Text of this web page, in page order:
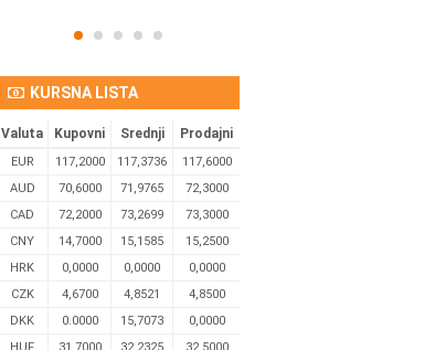
KURSNA LISTA
Valuta Kupovni Srednji Prodajni
EUR 117,2000 117,3736
117,6000
AUD
70,6000 71,9765
72,3000
CAD
72,2000 73,2699
73,3000
CNY
14,7000 15,1585
15,2500
HRK
0,0000 0,0000
0,0000
CZK
4,6700 4,8521
4,8500
DKK
0.0000 15,7073
0,0000
HUF
31,7000 32,2325 32,5000